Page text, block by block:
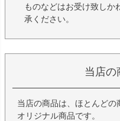
ものなどはお受け致しか
承ください。
当店の
当店の商品は、ほとんど
オリジナル商品です。